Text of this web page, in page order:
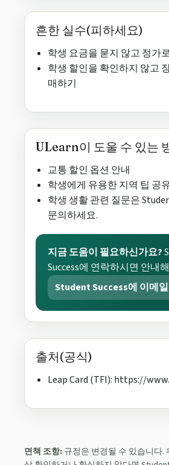
흔한 실수(피하세요)
학생 요금을 묻지 않고 정가
학생 할인을 확인하지 않고
매하기
ULearn이 도울 수 있는
교통 할인 옵션 안내
학생에게 유용한 지역 팁 공
학생 생활 관련 질문은
문의하세요.
지금 도움이 필요하신가요?
Success에 연락하시면 안내
Student Success에 이메일
출처(공식)
Leap Card (TFI): https://
면책 조항: 규정은 변경될 수 있습니다.